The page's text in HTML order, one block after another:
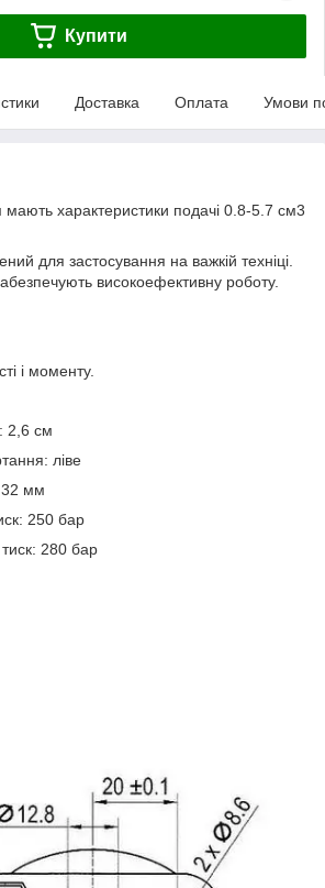
Купити
Доставка Оплата Умови
мають характеристики подачі 0.8-5.7 см3
для застосування на важкій техніці.
високоефективну роботу.
і моменту.
2,6 см
ліве
32 мм
250 бар
280 бар